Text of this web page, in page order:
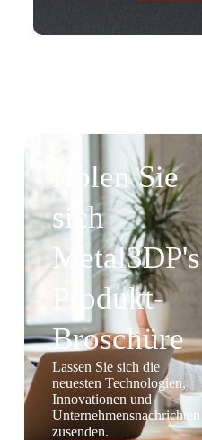
Holen Sie
sich
Metal3DP's
Produkt-
Broschüre
Lassen Sie sich die
neuesten Technologien,
Innovationen und
Unternehmensnachrichten
zusenden.